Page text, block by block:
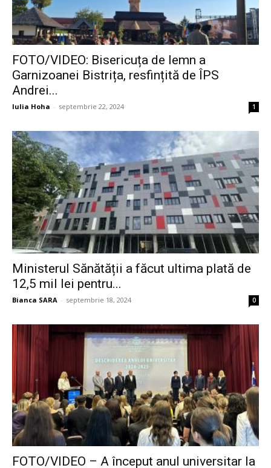
FOTO/VIDEO: Bisericuța de lemn a
Garnizoanei Bistrița, resfințită de ÎPS
Andrei...
Iulia Hoha - septembrie 22, 2024 1
Ministerul Sănătății a făcut ultima plată de
12,5 mil lei pentru...
Bianca SARA - septembrie 18, 2024 0
FOTO/VIDEO – A început anul universitar la